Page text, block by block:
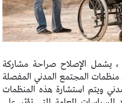
يشمل الإصلاح صراحة مشاركة
منظمات المجتمع المدني المفصلة
ويتم استشارة هذه المنظمات